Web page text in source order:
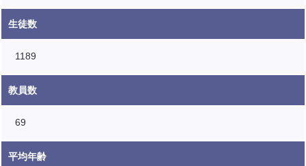
生徒数
1189
教員数
69
平均年齢